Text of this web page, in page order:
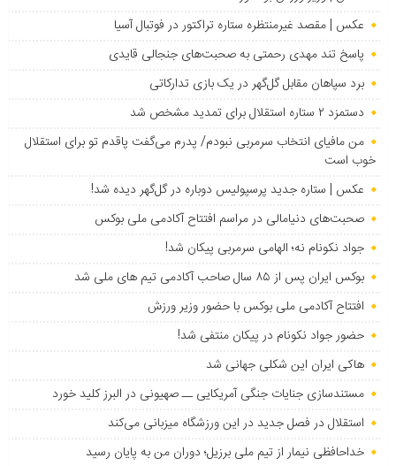
عکس | مقصد غیرمنتظره ستاره تراکتور در فوتبال آسیا
پاسخ تند مهدی رحمتی به صحبت‌های جنجالی قایدی
برد سپاهان مقابل گل‌گهر در یک بازی تدارکاتی
دستمزد ۲ ستاره استقلال برای تمدید مشخص شد
من مافیای انتخاب سرمربی نبودم/ پدرم می‌گفت پاقدم تو برای استقلال
خوب است
عکس | ستاره جدید پرسپولیس دوباره در گل‌گهر دیده شد!
صحبت‌های دنیامالی در مراسم افتتاح آکادمی ملی بوکس
جواد نکونام نه؛ الهامی سرمربی پیکان شد!
بوکس ایران پس از ۸۵ سال صاحب آکادمی تیم های ملی شد
افتتاح آکادمی ملی بوکس با حضور وزیر ورزش
حضور جواد نکونام در پیکان منتفی شد!
هاکی ایران این شکلی جهانی شد
مستندسازی جنایات جنگی آمریکایی ــ صهیونی در البرز کلید خورد
استقلال در فصل جدید در این ورزشگاه میزبانی می‌کند
خداحافظی نیمار از تیم ملی برزیل؛ دوران من به پایان رسید